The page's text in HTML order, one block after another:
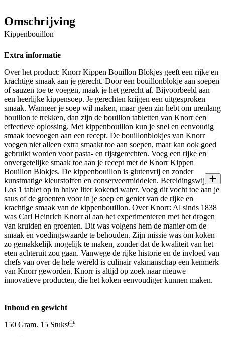
Omschrijving
Kippenbouillon
Extra informatie
Over het product: Knorr Kippen Bouillon Blokjes geeft een rijke en
krachtige smaak aan je gerecht. Door een bouillonblokje aan soepen
of sauzen toe te voegen, maak je het gerecht af. Bijvoorbeeld aan
een heerlijke kippensoep. Je gerechten krijgen een uitgesproken
smaak. Wanneer je soep wil maken, maar geen zin hebt om urenlang
bouillon te trekken, dan zijn de bouillon tabletten van Knorr een
effectieve oplossing. Met kippenbouillon kun je snel en eenvoudig
smaak toevoegen aan een recept. De bouillonblokjes van Knorr
voegen niet alleen extra smaakt toe aan soepen, maar kan ook goed
gebruikt worden voor pasta- en rijstgerechten. Voeg een rijke en
onvergetelijke smaak toe aan je recept met de Knorr Kippen
Bouillon Blokjes. De kippenbouillon is glutenvrij en zonder
kunstmatige kleurstoffen en conserveermiddelen. Bereidingswijze:
Los 1 tablet op in halve liter kokend water. Voeg dit vocht toe aan je
saus of de groenten voor in je soep en geniet van de rijke en
krachtige smaak van de kippenbouillon. Over Knorr: Al sinds 1838
was Carl Heinrich Knorr al aan het experimenteren met het drogen
van kruiden en groenten. Dit was volgens hem de manier om de
smaak en voedingswaarde te behouden. Zijn missie was om koken
zo gemakkelijk mogelijk te maken, zonder dat de kwaliteit van het
eten achteruit zou gaan. Vanwege de rijke historie en de invloed van
chefs van over de hele wereld is culinair vakmanschap een kenmerk
van Knorr geworden. Knorr is altijd op zoek naar nieuwe
innovatieve producten, die het koken eenvoudiger kunnen maken.
Inhoud en gewicht
150 Gram. 15 Stuks